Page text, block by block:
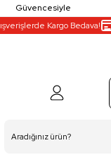
Güvencesiyle
Kargo Bedava!